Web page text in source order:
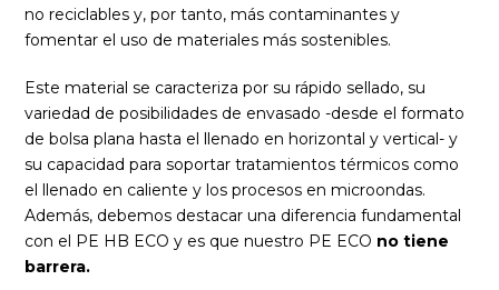
no reciclables y, por tanto, más contaminantes y
fomentar el uso de materiales más sostenibles.
Este material se caracteriza por su rápido sellado, su
variedad de posibilidades de envasado -desde el formato
de bolsa plana hasta el llenado en horizontal y vertical- y
su capacidad para soportar tratamientos térmicos como
el llenado en caliente y los procesos en microondas.
Además, debemos destacar una diferencia fundamental
con el PE HB ECO y es que nuestro PE ECO no tiene
barrera.